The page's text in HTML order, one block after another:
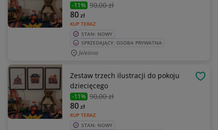
-11% 90,00 zł
KUP TERAZ
80zł
STAN: NOWY
SPRZEDAJĄCY: OSOBA PRYWATNA
Jeleśnia
Zestaw trzech ilustracji do pokoju
dziecięcego
-11% 90,00 zł
KUP TERAZ
80zł
STAN: NOWY